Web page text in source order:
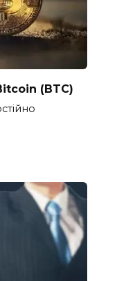
(BTC)